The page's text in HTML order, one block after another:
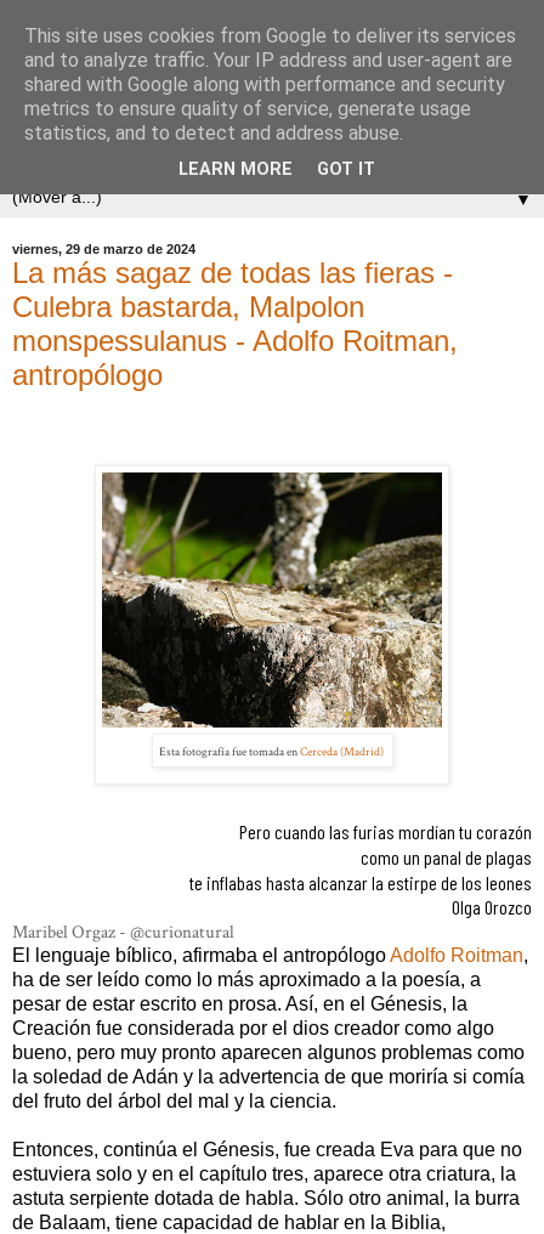
▼
viernes, 29 de marzo de 2024
La más sagaz de todas las fieras -
Culebra bastarda, Malpolon
monspessulanus - Adolfo Roitman,
antropólogo
Esta fotografía fue tomada enCerceda (Madrid)
Pero cuando las furias mordían tu corazón
como un panal de plagas
te inflabas hasta alcanzar la estirpe de los leones
Olga Orozco
Maribel Orgaz - @curionatural
El lenguaje bíblico, afirmaba el antropólogoAdolfo Roitman,
ha de ser leído como lo más aproximado a la poesía, a
pesar de estar escrito en prosa. Así, en el Génesis, la
Creación fue considerada por el dios creador como algo
bueno, pero muy pronto aparecen algunos problemas como
la soledad de Adán y la advertencia de que moriría si comía
del fruto del árbol del mal y la ciencia.
Entonces, continúa el Génesis, fue creada Eva para que no
estuviera solo y en el capítulo tres, aparece otra criatura, la
astuta serpiente dotada de habla. Sólo otro animal, la burra
de Balaam, tiene capacidad de hablar en la Biblia,
This site uses cookies from Google to deliver its services
and to analyze traffic. Your IP address and user-agent are
shared with Google along with performance and security
metrics to ensure quality of service, generate usage
statistics, and to detect and address abuse.
LEARN MORE GOT IT